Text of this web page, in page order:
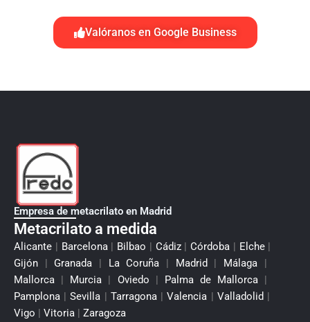
Valóranos en Google Business
Empresa de metacrilato en Madrid
Metacrilato a medida
Alicante | Barcelona | Bilbao | Cádiz | Córdoba | Elche |
Gijón | Granada | La Coruña | Madrid | Málaga |
Mallorca | Murcia | Oviedo | Palma de Mallorca |
Pamplona | Sevilla | Tarragona | Valencia | Valladolid |
Vigo | Vitoria | Zaragoza